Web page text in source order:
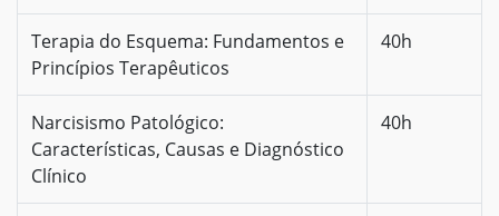
Terapia do Esquema: Fundamentos e
Princípios Terapêuticos
40h
Narcisismo Patológico:
Características, Causas e Diagnóstico
Clínico
40h